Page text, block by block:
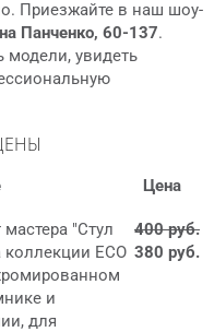
Приезжайте в наш шоу-
Панченко, 60-137.
модели, увидеть
Цена
мастера "Стул
коллекции ECO
и
для
400 руб.
380 руб.